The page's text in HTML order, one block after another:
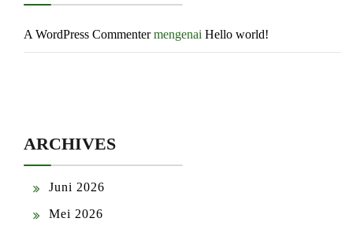
A WordPress Commentermengenai Hello world!
ARCHIVES
Juni 2026
Mei 2026